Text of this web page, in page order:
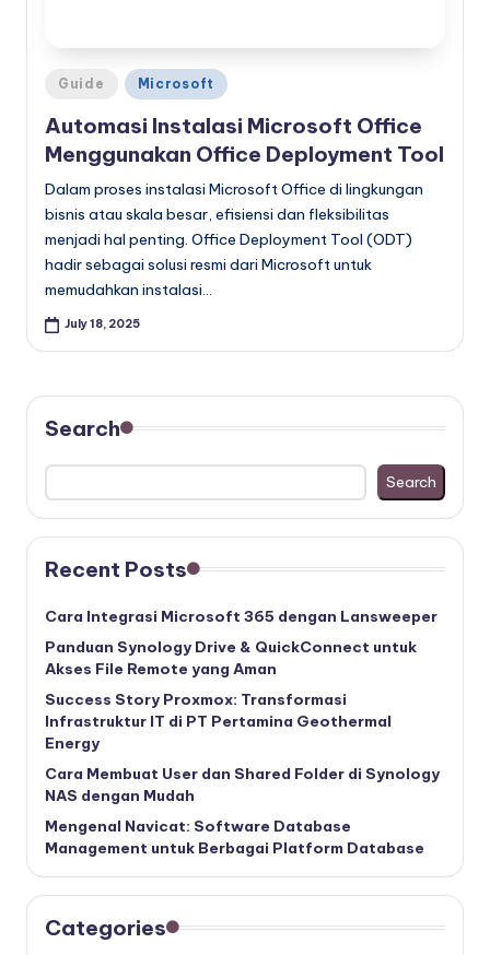
Posted
Guide Microsoft
Automasi Instalasi Microsoft Office
Menggunakan Office Deployment Tool
Dalam proses instalasi Microsoft Office di lingkungan
bisnis atau skala besar, efisiensi dan fleksibilitas
menjadi hal penting. Office Deployment Tool (ODT)
hadir sebagai solusi resmi dari Microsoft untuk
memudahkan instalasi…
July 18, 2025
Search
Search
Recent Posts
Cara Integrasi Microsoft 365 dengan Lansweeper
Panduan Synology Drive & QuickConnect untuk
Akses File Remote yang Aman
Success Story Proxmox: Transformasi
Infrastruktur IT di PT Pertamina Geothermal
Energy
Cara Membuat User dan Shared Folder di Synology
NAS dengan Mudah
Mengenal Navicat: Software Database
Management untuk Berbagai Platform Database
Categories